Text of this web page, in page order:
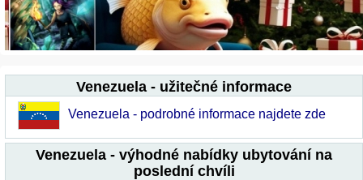
Venezuela - užitečné informace
Venezuela - podrobné informace najdete zde
Venezuela - výhodné nabídky ubytování na
poslední chvíli